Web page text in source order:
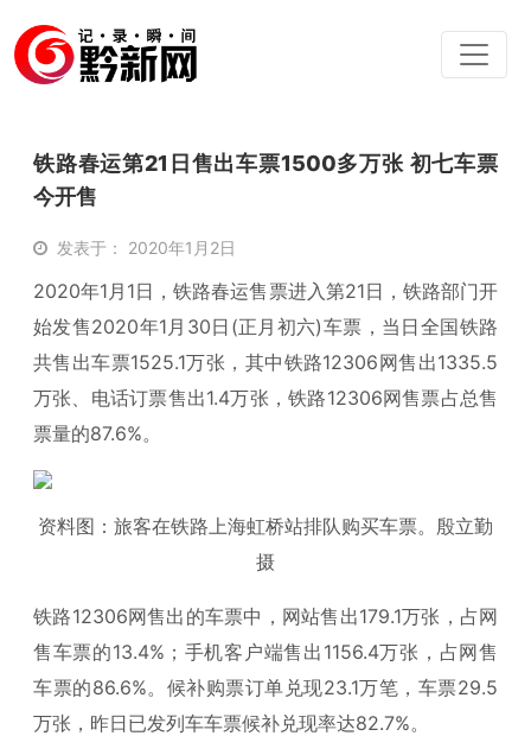
铁路春运第21日售出车票1500多万张 初七车票
今开售
发表于： 2020年1月2日
2020年1月1日，铁路春运售票进入第21日，铁路部门开
始发售2020年1月30日(正月初六)车票，当日全国铁路
共售出车票1525.1万张，其中铁路12306网售出1335.5
万张、电话订票售出1.4万张，铁路12306网售票占总售
票量的87.6%。
资料图：旅客在铁路上海虹桥站排队购买车票。殷立勤
摄
铁路12306网售出的车票中，网站售出179.1万张，占网
售车票的13.4%；手机客户端售出1156.4万张，占网售
车票的86.6%。候补购票订单兑现23.1万笔，车票29.5
万张，昨日已发列车车票候补兑现率达82.7%。